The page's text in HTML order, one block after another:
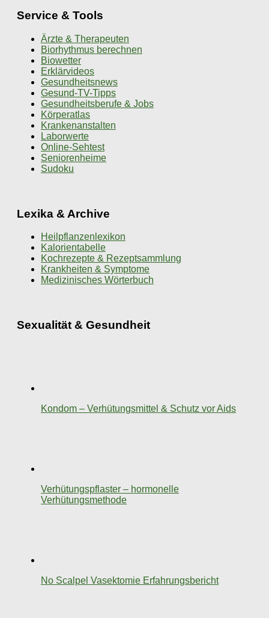
Service & Tools
Ärzte & Therapeuten
Biorhythmus berechnen
Biowetter
Erklärvideos
Gesundheitsnews
Gesund-TV-Tipps
Gesundheitsberufe & Jobs
Körperatlas
Krankenanstalten
Laborwerte
Online-Sehtest
Seniorenheime
Sudoku
Lexika & Archive
Heilpflanzenlexikon
Kalorientabelle
Kochrezepte & Rezeptsammlung
Krankheiten & Symptome
Medizinisches Wörterbuch
Sexualität & Gesundheit
Kondom – Verhütungsmittel & Schutz vor Aids
Verhütungspflaster – hormonelle
Verhütungsmethode
No Scalpel Vasektomie Erfahrungsbericht